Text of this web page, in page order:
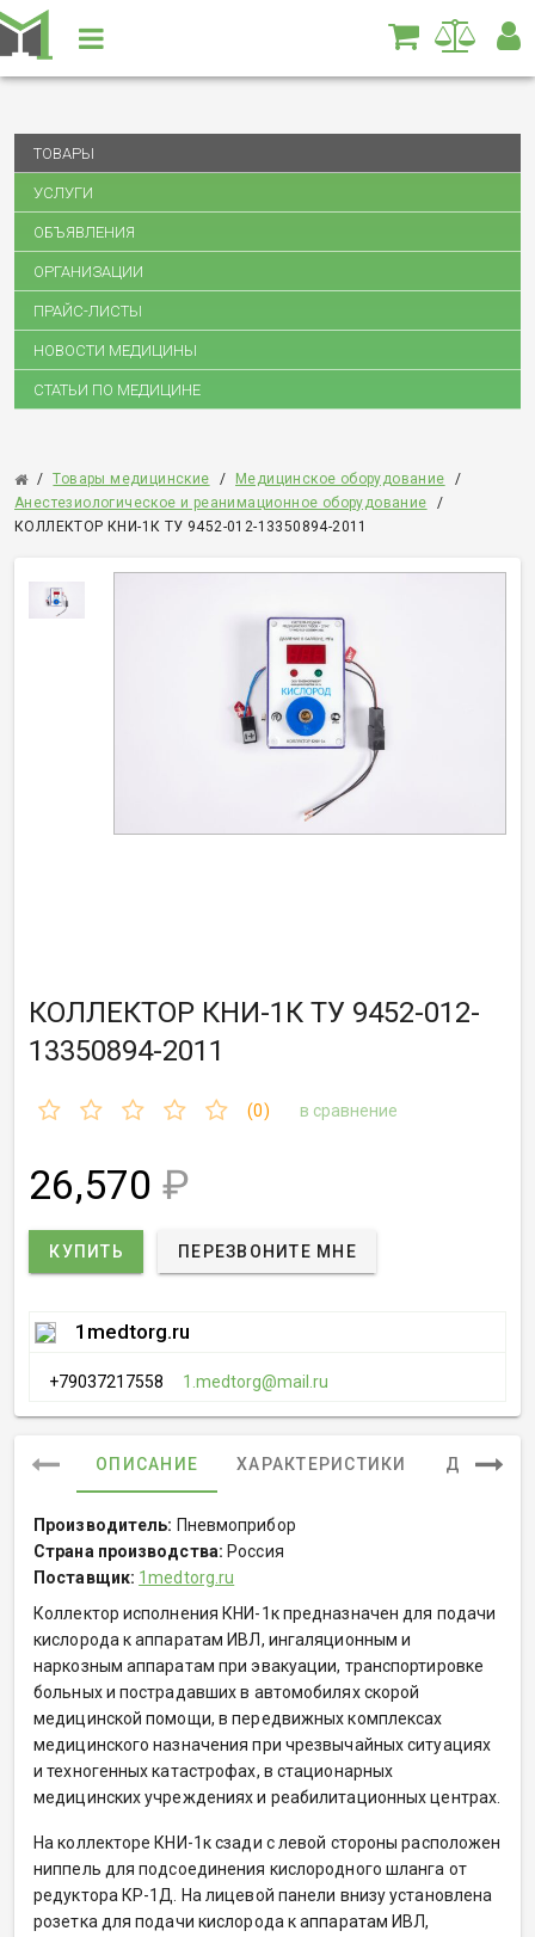
ТОВАРЫ
УСЛУГИ
ОБЪЯВЛЕНИЯ
ОРГАНИЗАЦИИ
ПРАЙС-ЛИСТЫ
НОВОСТИ МЕДИЦИНЫ
СТАТЬИ ПО МЕДИЦИНЕ
/ Товары медицинские / Медицинское оборудование
/
Анестезиологическое и реанимационное оборудование
/
КОЛЛЕКТОР КНИ-1К ТУ 9452-012-13350894-2011
КОЛЛЕКТОР КНИ-1К ТУ 9452-012-
13350894-2011
(0) в сравнение
26,570 ₽
КУПИТЬ ПЕРЕЗВОНИТЕ МНЕ
1medtorg.ru
+79037217558 1.medtorg@mail.ru
ОПИСАНИЕ ХАРАКТЕРИСТИКИ
Производитель: Пневмоприбор
Страна производства: Россия
Поставщик: 1medtorg.ru
Коллектор исполнения КНИ-1к предназначен для подачи
кислорода к аппаратам ИВЛ, ингаляционным и
наркозным аппаратам при эвакуации, транспортировке
больных и пострадавших в автомобилях скорой
медицинской помощи, в передвижных комплексах
медицинского назначения при чрезвычайных ситуациях
и техногенных катастрофах, в стационарных
медицинских учреждениях и реабилитационных центрах.
На коллекторе КНИ-1к сзади с левой стороны расположен
ниппель для подсоединения кислородного шланга от
редуктора КР-1Д. На лицевой панели внизу установлена
розетка для подачи кислорода к аппаратам ИВЛ,